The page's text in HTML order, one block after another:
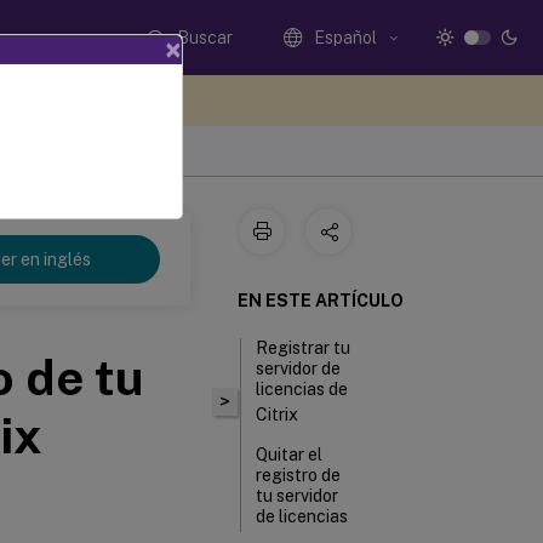
Buscar Español
en inglés
de tu
>
EN ESTE ARTÍCULO
Registrar tu
servidor de
licencias de
Citrix
Quitar el
registro de
tu servidor
de licencias
×